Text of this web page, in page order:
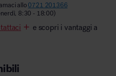
allo0721 201366
8:30 - 18:00)
e scopri i vantaggi a